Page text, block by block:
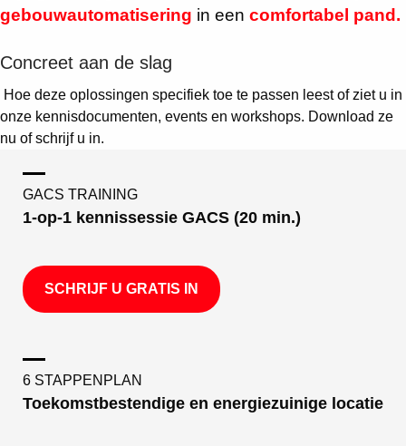
gebouwautomatisering in een comfortabel pand.
Concreet aan de slag
Hoe deze oplossingen specifiek toe te passen leest of ziet u in
onze kennisdocumenten, events en workshops. Download ze
nu of schrijf u in.
GACS TRAINING
1-op-1 kennissessie GACS (20 min.)
SCHRIJF U GRATIS IN
6 STAPPENPLAN
Toekomstbestendige en energiezuinige locatie